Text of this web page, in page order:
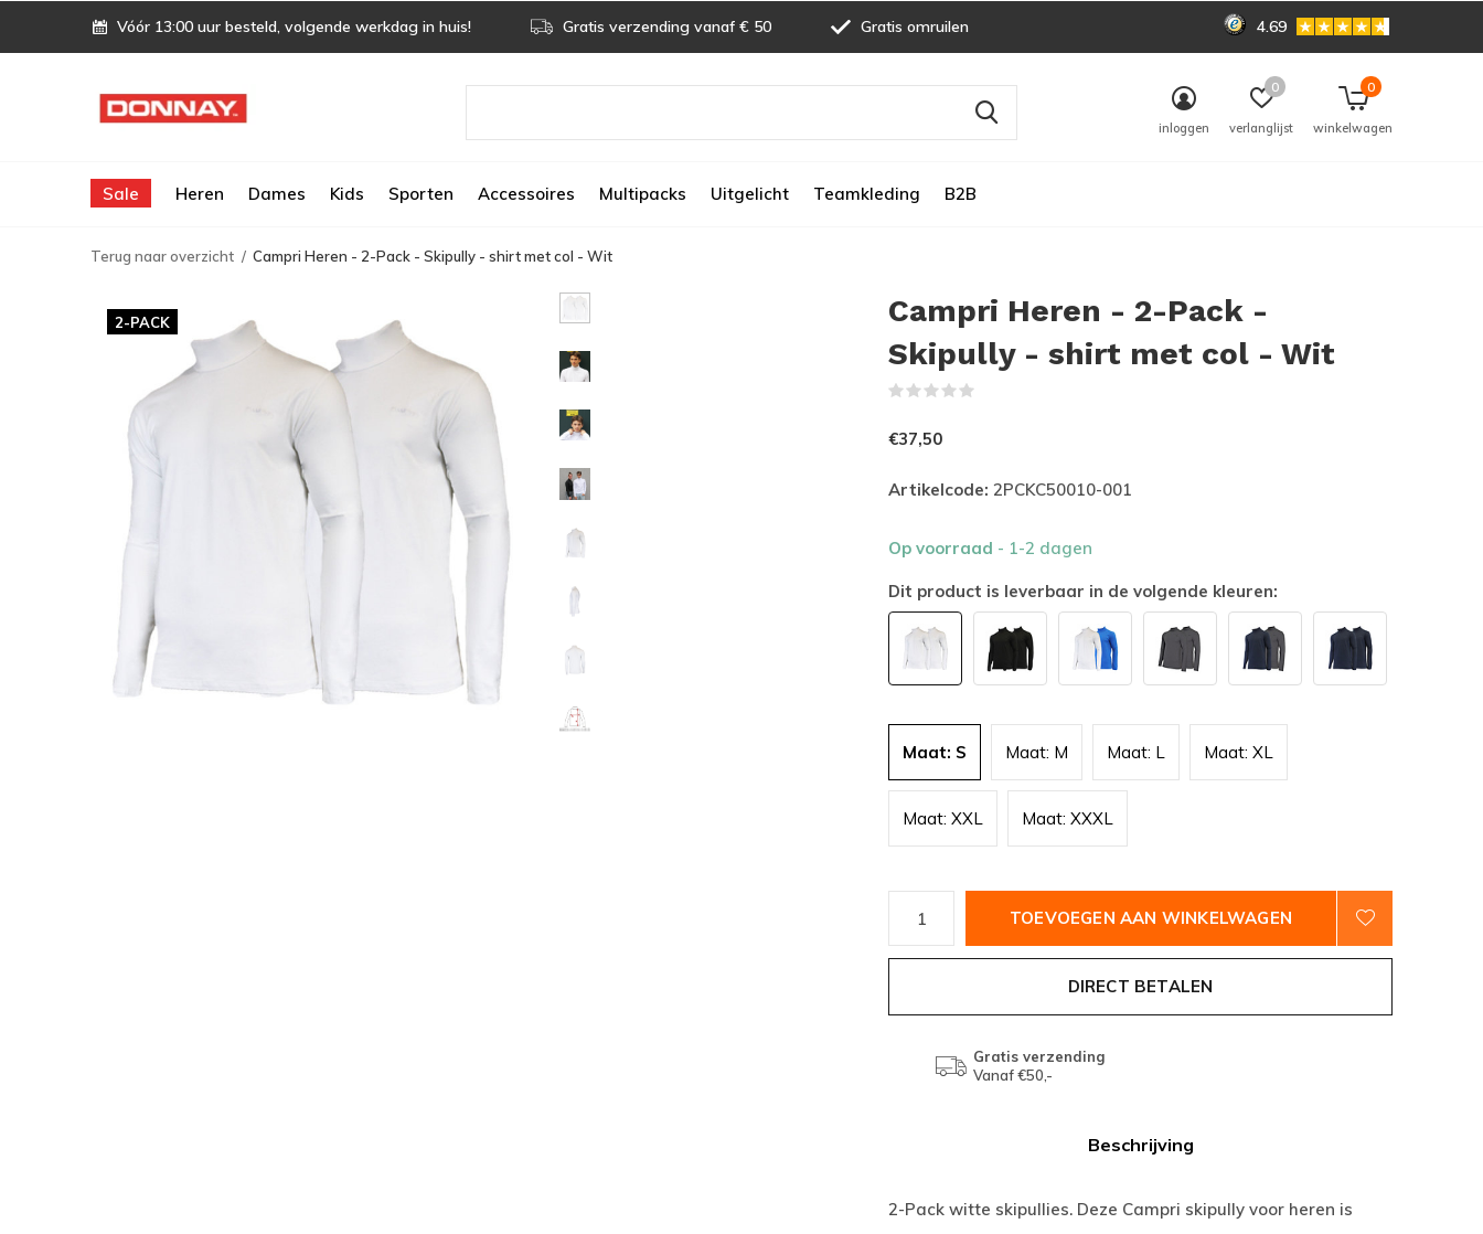
Sale Heren Dames Kids Sporten Accessoires Multipacks Uitgelicht Teamkleding B2B
inloggen verlanglijst
0
winkelwagen
0
Vóór 13:00 uur besteld, volgende werkdag in huis! Gratis verzending vanaf € 50 Gratis omruilen 4.69
Terug naar overzicht Campri Heren - 2-Pack - Skipully - shirt met col - Wit
2-PACK
Campri Heren - 2-Pack -
Skipully - shirt met col - Wit
€37,50
Artikelcode: 2PCKC50010-001
Op voorraad - 1-2 dagen
Dit product is leverbaar in de volgende kleuren:
Maat: S Maat: M Maat: L Maat: XL
Maat: XXL Maat: XXXL
TOEVOEGEN AAN WINKELWAGEN
DIRECT BETALEN
Gratis verzending
Vanaf €50,-
Beschrijving
2-Pack witte skipullies. Deze Campri skipully voor heren is